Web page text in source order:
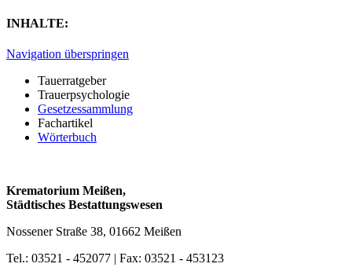
INHALTE:
Navigation überspringen
Tauerratgeber
Trauerpsychologie
Gesetzessammlung
Fachartikel
Wörterbuch
Krematorium Meißen,
Städtisches Bestattungswesen
Nossener Straße 38, 01662 Meißen
Tel.: 03521 - 452077 | Fax: 03521 - 453123